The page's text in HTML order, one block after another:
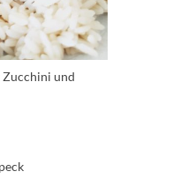
Zucchini und